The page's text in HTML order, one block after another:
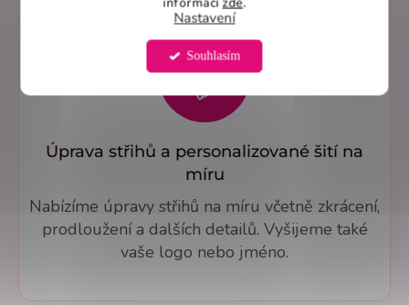
Nastavení
Souhlasím
Úprava střihů a personalizované šití na
míru
Nabízíme úpravy střihů na míru včetně zkrácení,
prodloužení a dalších detailů. Vyšijeme také
vaše logo nebo jméno.